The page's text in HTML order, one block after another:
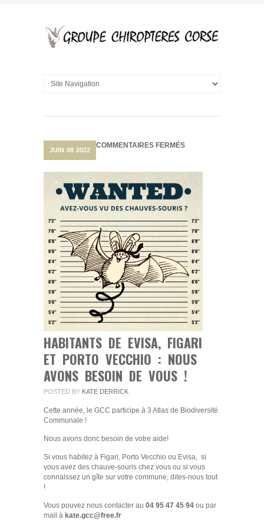
JUIN 08 2022
COMMENTAIRES FERMÉSSUR
EVISA,
FIGARI
ET
PORTO
:
NOUS
AVONS
BESOIN
DE
VOUS
!
HABITANTS DE EVISA, FIGARI
ET PORTO VECCHIO : NOUS
AVONS BESOIN DE VOUS !
POSTED BY KATE DERRICK
Cette année, le GCC participe à 3 Atlas de Biodiversité
Communale !
Nous avons donc besoin de votre aide!
Si vous habitez à Figari, Porto Vecchio ou Evisa, si
vous avez des chauve-souris chez vous ou si vous
connaissez un gîte sur votre commune, dites-nous tout
!
Vous pouvez nous contacter au 04 95 47 45 94 ou par
mail à kate.gcc@free.fr